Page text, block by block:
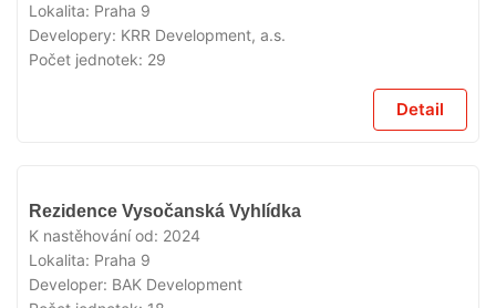
Lokalita: Praha 9
Developery: KRR Development, a.s.
Počet jednotek: 29
Detail
VYPRODÁNO
Rezidence Vysočanská Vyhlídka
K nastěhování od: 2024
Lokalita: Praha 9
Developer: BAK Development